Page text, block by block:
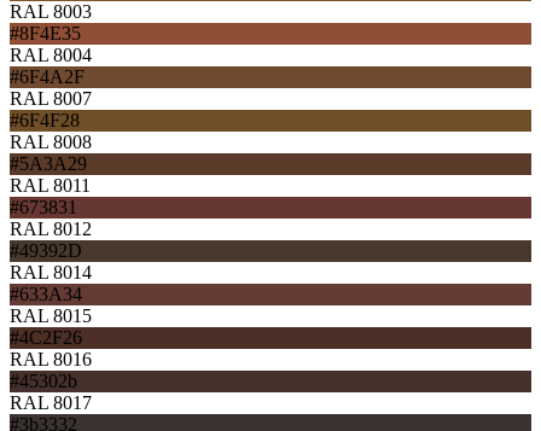
RAL 8003
#8F4E35
RAL 8004
#6F4A2F
RAL 8007
#6F4F28
RAL 8008
#5A3A29
RAL 8011
#673831
RAL 8012
#49392D
RAL 8014
#633A34
RAL 8015
#4C2F26
RAL 8016
#45302b
RAL 8017
#3b3332